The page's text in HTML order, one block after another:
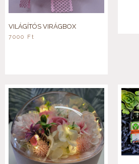
VILÁGÍTÓS VIRÁGBOX
7000 Ft